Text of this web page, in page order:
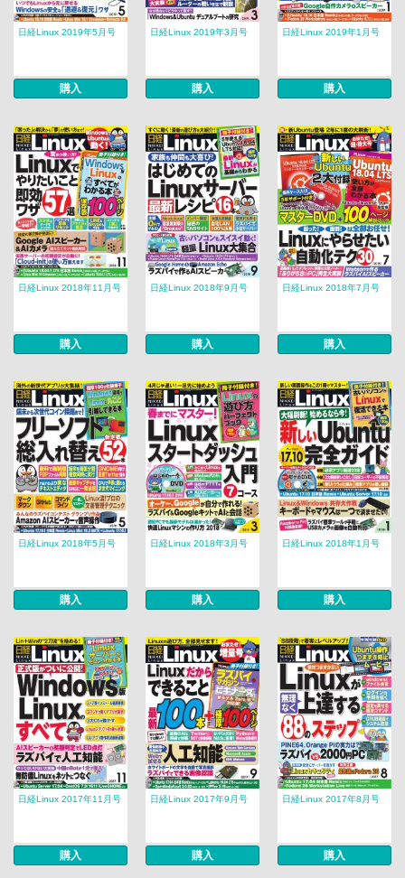
日経Linux 2019年5月号
購入
日経Linux 2019年3月号
購入
日経Linux 2019年1月号
購入
日経Linux 2018年11月号
購入
日経Linux 2018年9月号
購入
日経Linux 2018年7月号
購入
日経Linux 2018年5月号
購入
日経Linux 2018年3月号
購入
日経Linux 2018年1月号
購入
日経Linux 2017年11月号
購入
日経Linux 2017年9月号
購入
日経Linux 2017年8月号
購入